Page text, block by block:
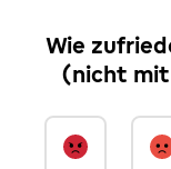
Wie
(nicht